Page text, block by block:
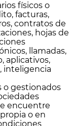
físicos o
facturas,
contratos de
hojas de
llamadas,
aplicativos,
inteligencia
o gestionados
encuentre
o en